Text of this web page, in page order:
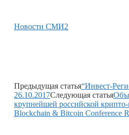
Новости СМИ2
Предыдущая статья“Инвест-
26.10.2017Следующая статья
крупнейшей российской
Blockchain & Bitcoin Conference